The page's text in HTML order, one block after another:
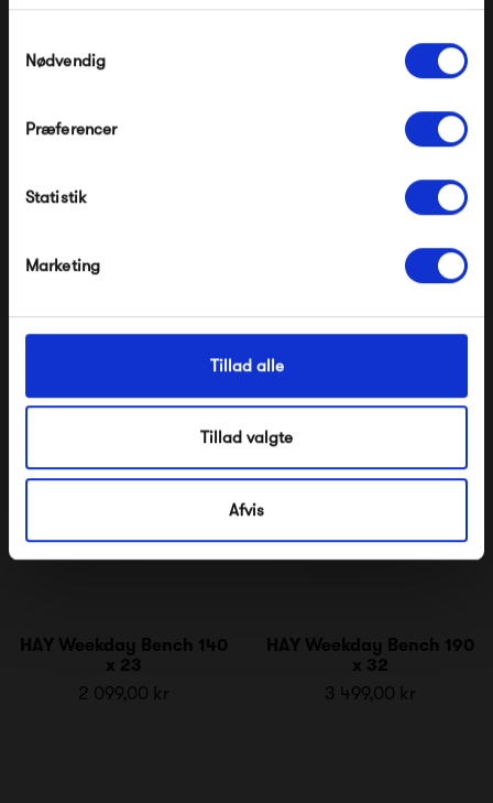
Nødvendig
Præferencer
Statistik
Marketing
Tillad alle
Tillad valgte
Afvis
HAY Weekday Bench 140
x 23
2 099,00 kr
HAY Weekday Bench 190
x 32
3 499,00 kr
Gælder ikke på produkter fra Fermob, File Under
*Ved at tilmelde dig accepterer du at modtage e-